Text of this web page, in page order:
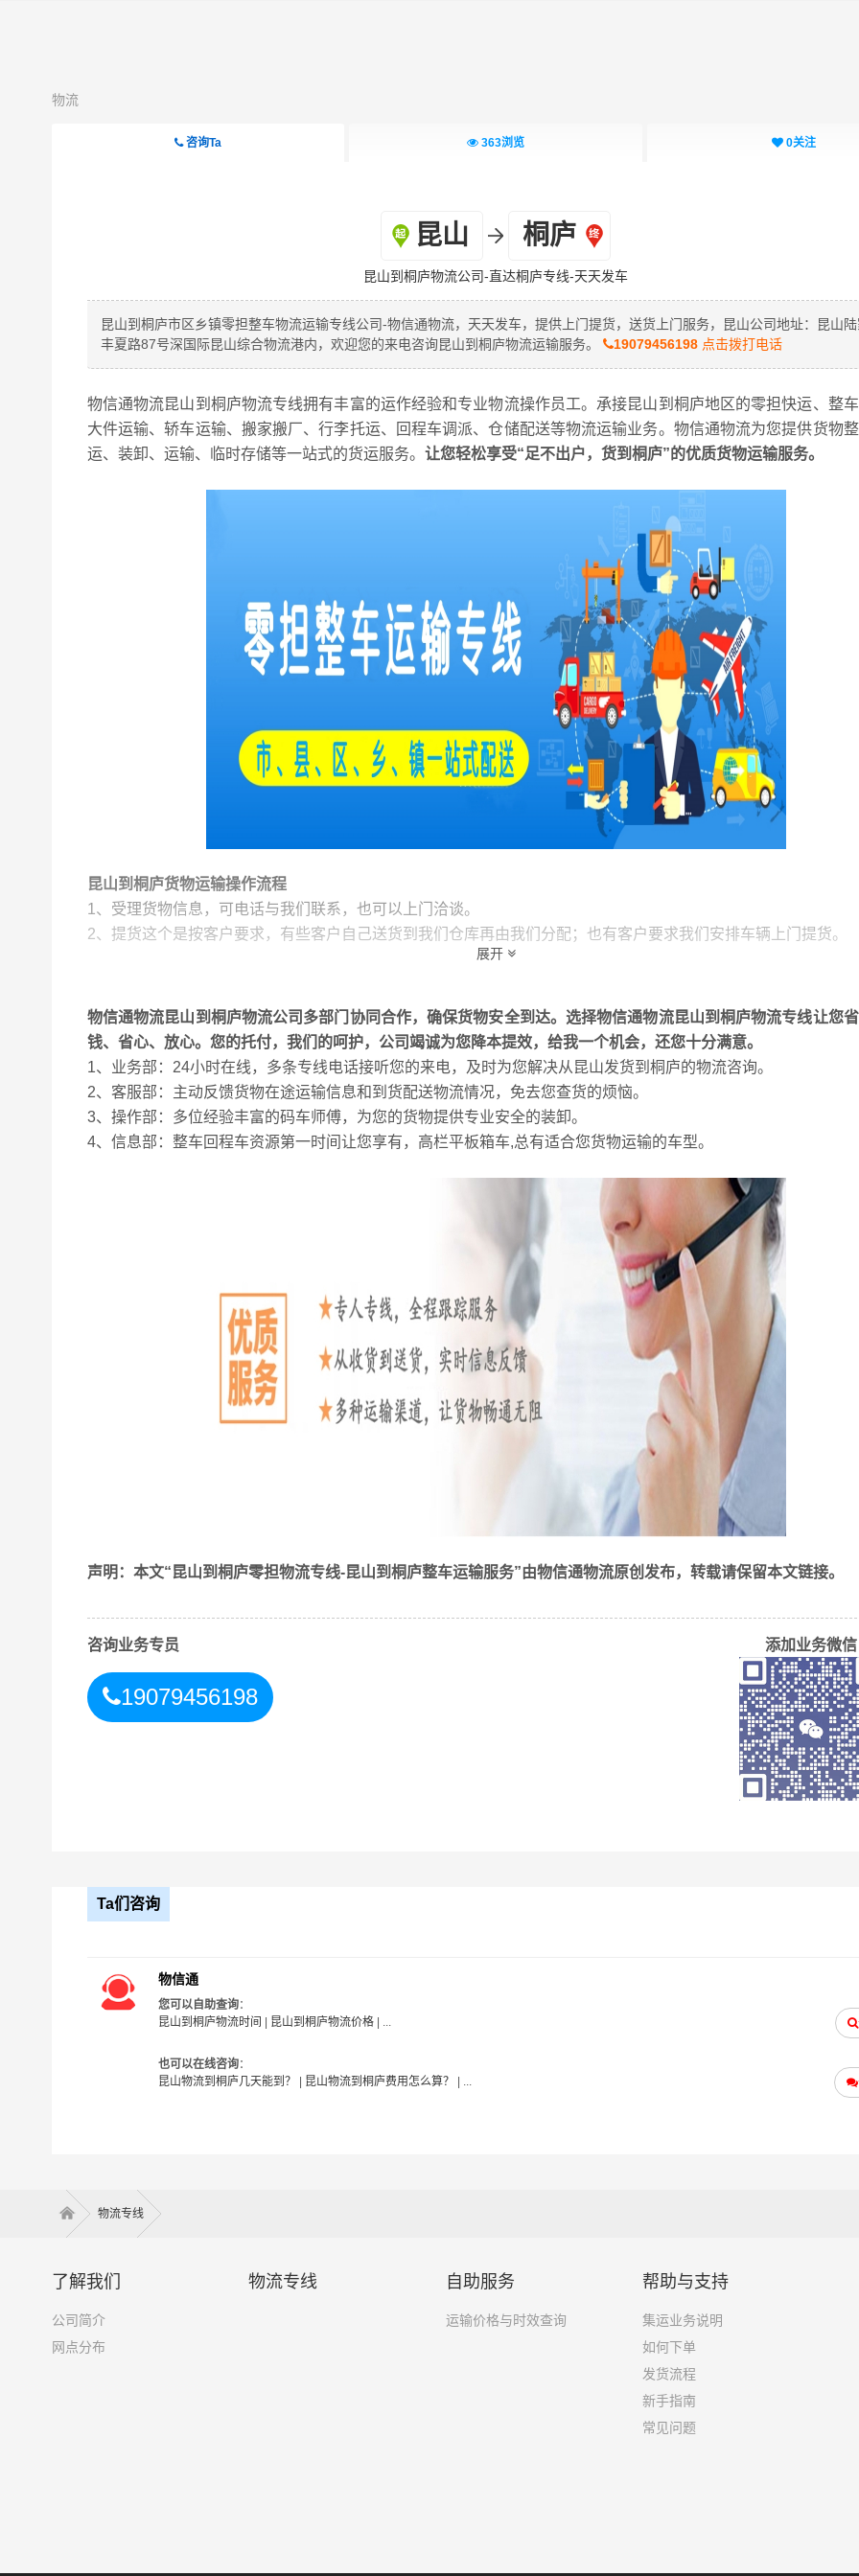
物流
咨询Ta 363浏览 0关注
昆山 桐庐
昆山到桐庐物流公司-直达桐庐专线-天天发车
昆山到桐庐市区乡镇零担整车物流运输专线公司-物信通物流，天天发车，提供上门提货，送货上门服务，昆山公司地址：昆山
丰夏路87号深国际昆山综合物流港内，欢迎您的来电咨询昆山到桐庐物流运输服务。
19079456198点击拨打电话
物信通物流昆山到桐庐物流专线拥有丰富的运作经验和专业物流操作员工。承接昆山到桐庐地区的零担快运、整
大件运输、轿车运输、搬家搬厂、行李托运、回程车调派、仓储配送等物流运输业务。物信通物流为您提供货物
运、装卸、运输、临时存储等一站式的货运服务。 让您轻松享受“足不出户，货到 桐庐”的优质货物运输服务。
昆山到桐庐货物运输操作流程
1 、受理货物信息，可电话与我们联系，也可以上门洽谈。
2、提货这个是按客户要求，有些客户自己送货到我们仓库再由我们分配；也有客户要求我们安排车辆上门提货。
3、装车由操作部进行操作，按照客户要求的时效进行相应的安排。装车的原则就是车辆空间的合理运用。公司
4、运输配货员将所有货物配载好后，装车完就由司机开车送往目的地。长途车上至少有两位司机。以保障货物
到达目的地。
5、到达集散地后就卸货，公司都有自己的搬运工，随到随卸。卸货时我们也有分货人员根据单据不同城的货物
好，有些货物也可以直接装车（直接由大车车辆转载到派送车辆上）。为提供配送效率本公司都是采取分、配同时
6、派送的时效很关键。我公司的操作人员会根据具体的到达货情况，对需要中转货物进行及时中转。不需要中
时派送，如果不能及时派送会及时和收货方和发货方进行沟通。
找昆山到桐庐
物流运输，具有专业的物流管理和运输经验，能够提供高效、安全、可靠
务；
2、灵活性：我公司可以根据客户的需求和要求，提供个性化的物流方案和服务，满足客户的不同需求；
3、成本控制：我公司可以通过规模化运作、优化物流流程、降低运输成本等方式，帮助客户降低物流成本，提
4、信息化：我公司通过信息化技术，实现物流信息的实时监控和管理，提高物流效率和服务质量；
保客户的物流需求得到满足。
展开
物信通物流昆山到桐庐物流公司多部门协同合作，确保货物安全到达。选择物信通物流昆山到桐庐物流专线让您
钱、省心、放心。您的托付，我们的呵护，公司竭诚为您降本提效，给我一个机会，还您十分满意。
1、业务部：24小时在线，多条专线电话接听您的来电，及时为您解决从昆山发货到桐庐的物流咨询。
2、客服部：主动反馈货物在途运输信息和到货配送物流情况，免去您查货的烦恼。
3、操作部：多位经验丰富的码车师傅，为您的货物提供专业安全的装卸。
4、信息部：整车回程车资源第一时间让您享有，高栏平板箱车,总有适合您货物运输的车型。
声明：本文“昆山到桐庐零担物流专线-昆山到桐庐整车运输服务”由物信通物流原创发布，转载请保留本文链接。
咨询业务专员
19079456198
添加业务微信
Ta们咨询
物信通
您可以自助查询：
昆山到桐庐物流时间 | 昆山到桐庐物流价格| ...
也可以在线咨询：
昆山物流到桐庐几天能到？
| 昆山物流到桐庐费用怎么算？ | ...
物流专线
了解我们
公司简介
网点分布
物流专线 自助服务
运输价格与时效查询
帮助与支持
集运业务说明
如何下单
发货流程
新手指南
常见问题